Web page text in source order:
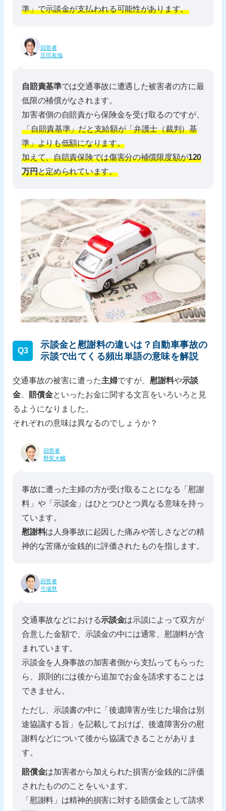
準」で示談金が支払われる可能性があります。
回答者
庄司友哉
自賠責基準では交通事故に遭遇した被害者の方に最
低限の補償がなされます。
加害者側の自賠責から保険金を受け取るのですが、
「自賠責基準」だと支給額が「弁護士（裁判）基
準」よりも低額になります。
加えて、自賠責保険では傷害分の補償限度額が120
万円と定められています。
Q3
示談金と慰謝料の違いは？自動車事故の
示談で出てくる頻出単語の意味を解説
交通事故の被害に遭った主婦ですが、慰謝料や示談
金、 賠償金といったお金に関する文言をいろいろと見
るようになりました。
それぞれの意味は異なるのでしょうか？
回答者
野尻大輔
事故に遭った主婦の方が受け取ることになる「慰謝
料」や「示談金」はひとつひとつ異なる意味を持っ
ています。
慰謝料は人身事故に起因した痛みや苦しさなどの精
神的な苦痛が金銭的に評価されたものを指します。
回答者
弓場慧
交通事故などにおける示談金は示談によって双方が
合意した金額で、示談金の中には通常、慰謝料が含
まれています。
示談金を人身事故の加害者側から支払ってもらった
ら、原則的には後から追加でお金を請求することは
できません。
ただし、示談書の中に「後遺障害が生じた場合は別
途協議する旨」を記載しておけば、後遺障害分の慰
謝料などについて後から協議できることがありま
す。
賠償金は加害者から加えられた損害が金銭的に評価
されたもののことをいいます。
「慰謝料」は精神的損害に対する賠償金として請求